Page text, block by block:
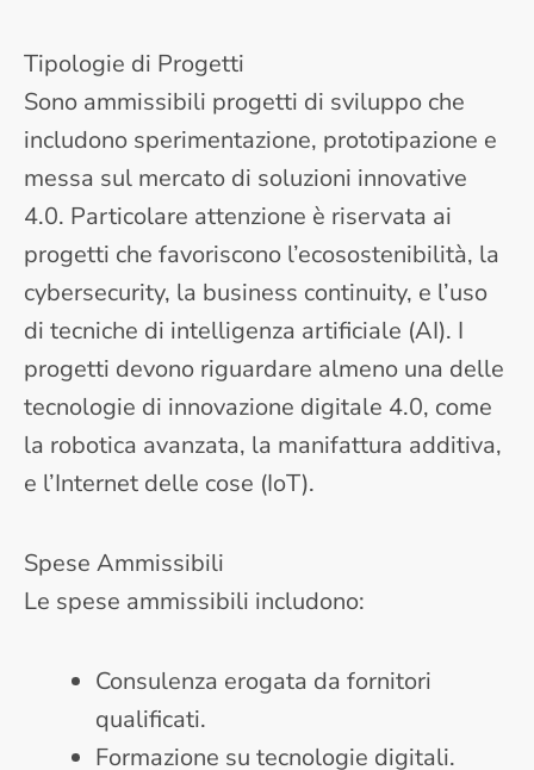
Tipologie di Progetti
Sono ammissibili progetti di sviluppo che
includono sperimentazione, prototipazione e
messa sul mercato di soluzioni innovative
4.0. Particolare attenzione è riservata ai
progetti che favoriscono l’ecosostenibilità, la
cybersecurity, la business continuity, e l’uso
di tecniche di intelligenza artificiale (AI). I
progetti devono riguardare almeno una delle
tecnologie di innovazione digitale 4.0, come
la robotica avanzata, la manifattura additiva,
e l’Internet delle cose (IoT).
Spese Ammissibili
Le spese ammissibili includono:
Consulenza erogata da fornitori
qualificati.
Formazione su tecnologie digitali.